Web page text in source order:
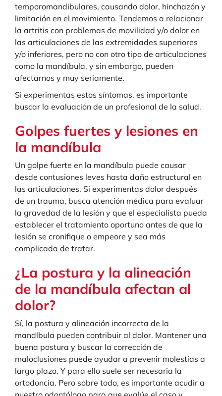
temporomandibulares, causando dolor, hinchazón y
limitación en el movimiento. Tendemos a relacionar
la artritis con problemas de movilidad y/o dolor en
las articulaciones de las extremidades superiores
y/o inferiores, pero no con otro tipo de articulaciones
como la mandíbula, y sin embargo, pueden
afectarnos y muy seriamente.
Si experimentas estos síntomas, es importante
buscar la evaluación de un profesional de la salud.
Golpes fuertes y lesiones en
la mandíbula
Un golpe fuerte en la mandíbula puede causar
desde contusiones leves hasta daño estructural en
las articulaciones. Si experimentas dolor después
de un trauma, busca atención médica para evaluar
la gravedad de la lesión y que el especialista pueda
establecer el tratamiento oportuno antes de que la
lesión se cronifique o empeore y sea más
complicada de tratar.
¿La postura y la alineación
de la mandíbula afectan al
dolor?
Sí, la postura y alineación incorrecta de la
mandíbula pueden contribuir al dolor. Mantener una
buena postura y buscar la corrección de
maloclusiones puede ayudar a prevenir molestias a
largo plazo. Y para ello suele ser necesaria la
ortodoncia. Pero sobre todo, es importante acudir a